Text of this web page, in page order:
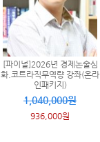
[파이널]2026년 경제논술심
화.코트라직무역량 강좌(온라
인패키지)
1,040,000원
936,000원